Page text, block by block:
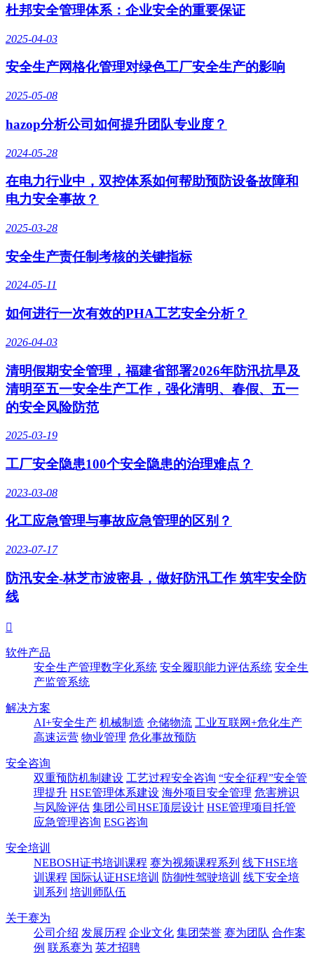
杜邦安全管理体系：企业安全的重要保证
2025-04-03
安全生产网格化管理对绿色工厂安全生产的影响
2025-05-08
hazop分析公司如何提升团队专业度？
2024-05-28
在电力行业中，双控体系如何帮助预防设备故障和
电力安全事故？
2025-03-28
安全生产责任制考核的关键指标
2024-05-11
如何进行一次有效的PHA工艺安全分析？
2026-04-03
清明假期安全管理，福建省部署2026年防汛抗旱及
清明至五一安全生产工作，强化清明、春假、五一
的安全风险防范
2025-03-19
工厂安全隐患100个安全隐患的治理难点？
2023-03-08
化工应急管理与事故应急管理的区别？
2023-07-17
防汛安全-林芝市波密县，做好防汛工作 筑牢安全防
线

软件产品
安全生产管理数字化系统 安全履职能力评估系统 安全生
产监管系统
解决方案
AI+安全生产 机械制造 仓储物流 工业互联网+危化生产
高速运营 物业管理 危化事故预防
安全咨询
双重预防机制建设 工艺过程安全咨询 “安全征程”安全管
理提升 HSE管理体系建设 海外项目安全管理 危害辨识
与风险评估 集团公司HSE顶层设计 HSE管理项目托管
应急管理咨询 ESG咨询
安全培训
NEBOSH证书培训课程 赛为视频课程系列 线下HSE培
训课程 国际认证HSE培训 防御性驾驶培训 线下安全培
训系列 培训师队伍
关于赛为
公司介绍 发展历程 企业文化 集团荣誉 赛为团队 合作案
例 联系赛为 英才招聘